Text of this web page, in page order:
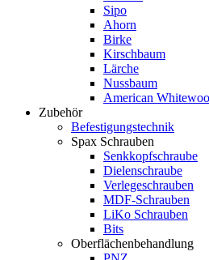
Sipo
Ahorn
Birke
Kirschbaum
Lärche
Nussbaum
American
Zubehör
Befestigungstechnik
Spax Schrauben
Senkkopfschraube
Dielenschraube
Verlegeschrauben
MDF-Schrauben
LiKo Schrauben
Bits
Oberflächenbehandlung